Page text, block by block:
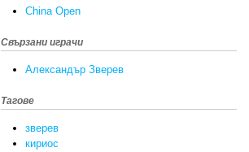
China Open
Свързани играчи
Александър Зверев
Тагове
зверев
кириос